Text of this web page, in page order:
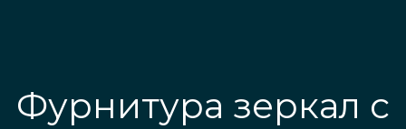
Фурнитура зеркал с